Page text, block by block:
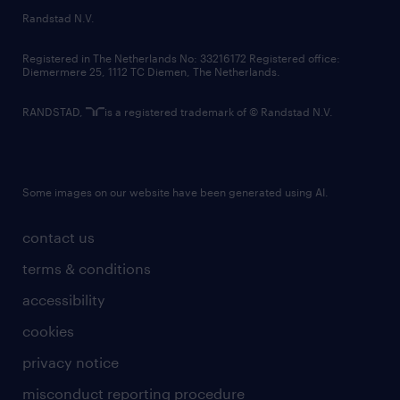
country websites
contact us
terms & conditions
accessibility
cookies
privacy notice
misconduct reporting procedure
Randstad N.V.
Registered in The Netherlands No: 33216172 Registered office:
Diemermere 25, 1112 TC Diemen, The Netherlands.
RANDSTAD, is a registered trademark of © Randstad N.V.
Some images on our website have been generated using AI.